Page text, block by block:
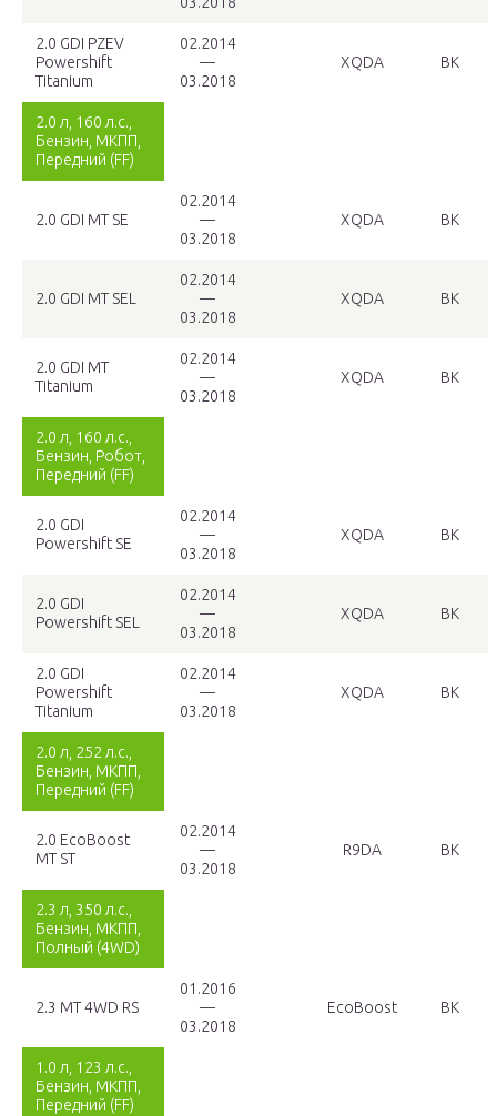
2.0 GDI PZEV
Powershift
Titanium
02.2014
—
03.2018
XQDA BK
2.0 л, 160 л.с.,
Бензин, МКПП,
Передний (FF)
2.0 GDI MT SE
02.2014
—
03.2018
XQDA BK
2.0 GDI MT SEL
02.2014
—
03.2018
XQDA BK
2.0 GDI MT
Titanium
02.2014
—
03.2018
XQDA BK
2.0 л, 160 л.с.,
Бензин, Робот,
Передний (FF)
2.0 GDI
Powershift SE
02.2014
—
03.2018
XQDA BK
2.0 GDI
Powershift SEL
02.2014
—
03.2018
XQDA BK
2.0 GDI
Powershift
Titanium
02.2014
—
03.2018
XQDA BK
2.0 л, 252 л.с.,
Бензин, МКПП,
Передний (FF)
2.0 EcoBoost
MT ST
02.2014
—
03.2018
R9DA BK
2.3 л, 350 л.с.,
Бензин, МКПП,
Полный (4WD)
2.3 MT 4WD RS
01.2016
—
03.2018
EcoBoost BK
1.0 л, 123 л.с.,
Бензин, МКПП,
Передний (FF)